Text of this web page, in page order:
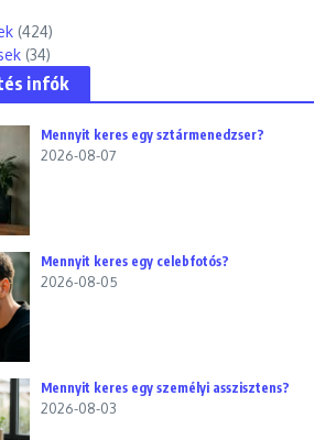
(424)
(34)
infók
Mennyit keres egy sztármenedzser?
2026-08-07
Mennyit keres egy celebfotós?
2026-08-05
Mennyit keres egy személyi asszisztens?
2026-08-03